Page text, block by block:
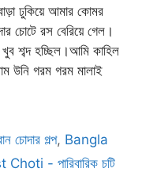
ঢুকিয়ে আমার কোমর
চোটে রস বেরিয়ে গেল।
খুব শব্দ হচ্ছিল।আমি কাহিল
উনি গরম গরম মালাই
গল্প, Bangla
- পারিবারিক চটি